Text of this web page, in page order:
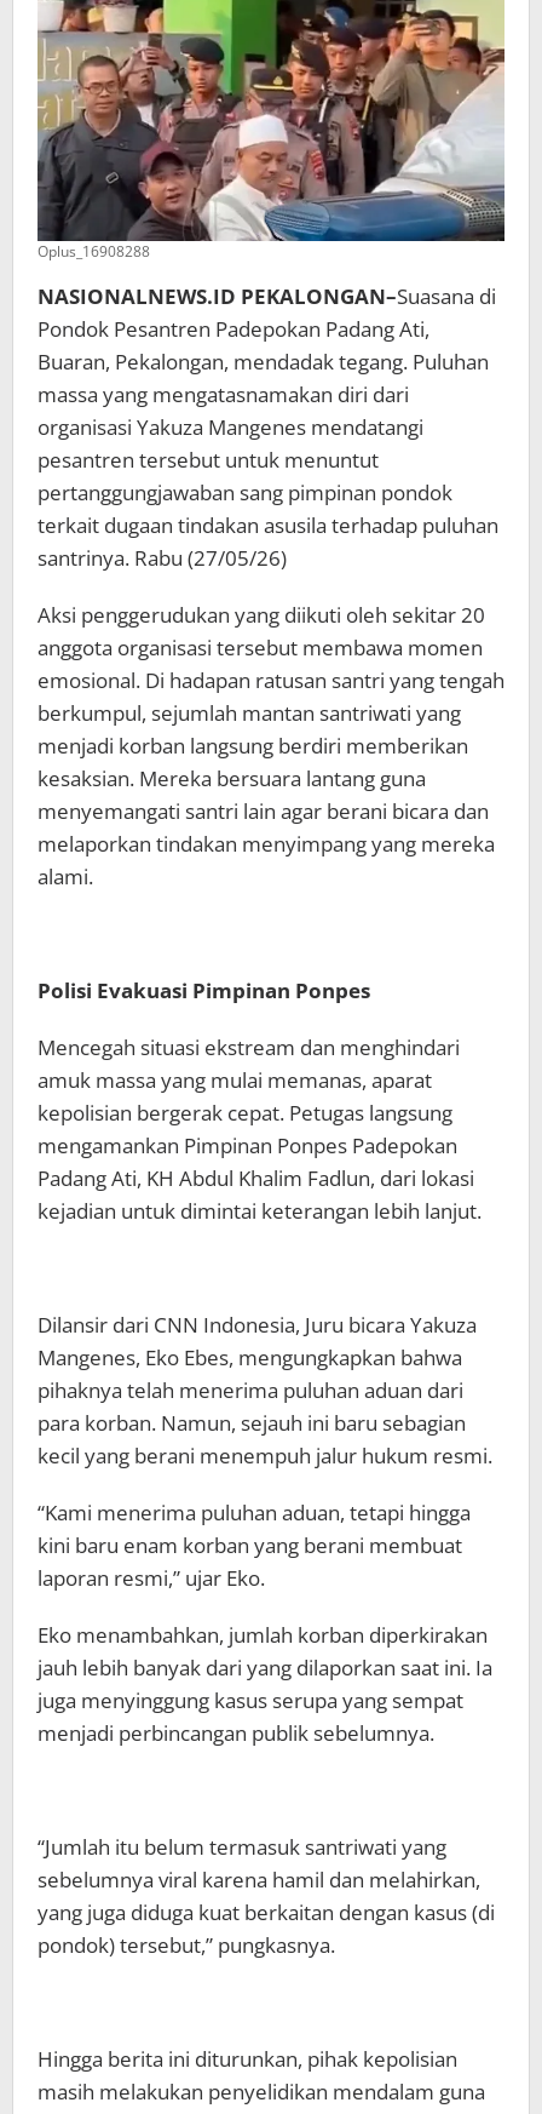
Oplus_16908288
NASIONALNEWS.ID PEKALONGAN–Suasana di
Pondok Pesantren Padepokan Padang Ati,
Buaran, Pekalongan, mendadak tegang. Puluhan
massa yang mengatasnamakan diri dari
organisasi Yakuza Mangenes mendatangi
pesantren tersebut untuk menuntut
pertanggungjawaban sang pimpinan pondok
terkait dugaan tindakan asusila terhadap puluhan
santrinya. Rabu (27/05/26)
Aksi penggerudukan yang diikuti oleh sekitar 20
anggota organisasi tersebut membawa momen
emosional. Di hadapan ratusan santri yang tengah
berkumpul, sejumlah mantan santriwati yang
menjadi korban langsung berdiri memberikan
kesaksian. Mereka bersuara lantang guna
menyemangati santri lain agar berani bicara dan
melaporkan tindakan menyimpang yang mereka
alami.
Polisi Evakuasi Pimpinan Ponpes
Mencegah situasi ekstream dan menghindari
amuk massa yang mulai memanas, aparat
kepolisian bergerak cepat. Petugas langsung
mengamankan Pimpinan Ponpes Padepokan
Padang Ati, KH Abdul Khalim Fadlun, dari lokasi
kejadian untuk dimintai keterangan lebih lanjut.
Dilansir dari CNN Indonesia, Juru bicara Yakuza
Mangenes, Eko Ebes, mengungkapkan bahwa
pihaknya telah menerima puluhan aduan dari
para korban. Namun, sejauh ini baru sebagian
kecil yang berani menempuh jalur hukum resmi.
“Kami menerima puluhan aduan, tetapi hingga
kini baru enam korban yang berani membuat
laporan resmi,” ujar Eko.
Eko menambahkan, jumlah korban diperkirakan
jauh lebih banyak dari yang dilaporkan saat ini. Ia
juga menyinggung kasus serupa yang sempat
menjadi perbincangan publik sebelumnya.
“Jumlah itu belum termasuk santriwati yang
sebelumnya viral karena hamil dan melahirkan,
yang juga diduga kuat berkaitan dengan kasus (di
pondok) tersebut,” pungkasnya.
Hingga berita ini diturunkan, pihak kepolisian
masih melakukan penyelidikan mendalam guna